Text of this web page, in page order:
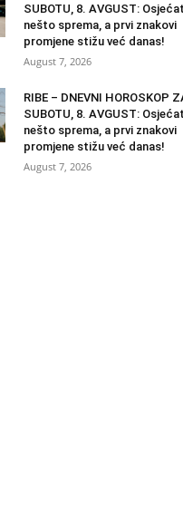
SUBOTU, 8. AVGUST:
nešto sprema, a prvi znakovi
promjene stižu već danas!
August 7, 2026
RIBE – DNEVNI HOROSKOP
SUBOTU, 8. AVGUST:
nešto sprema, a prvi znakovi
promjene stižu već danas!
August 7, 2026